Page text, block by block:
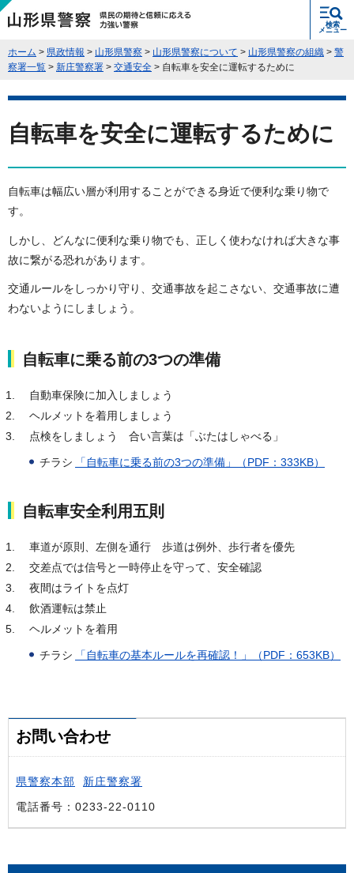
県民の期待と信頼に応える力強い警
察 山形県警察
検索
メニュー
ホーム > 県政情報 > 山形県警察 > 山形県警察について > 山形県警察の組織 > 警
察署一覧 > 新庄警察署 > 交通安全 > 自転車を安全に運転するために
自転車を安全に運転するために
自転車は幅広い層が利用することができる身近で便利な乗り物で
す。
しかし、どんなに便利な乗り物でも、正しく使わなければ大きな事
故に繋がる恐れがあります。
交通ルールをしっかり守り、交通事故を起こさない、交通事故に遭
わないようにしましょう。
自転車に乗る前の3つの準備
自動車保険に加入しましょう
ヘルメットを着用しましょう
点検をしましょう 合い言葉は「ぶたはしゃべる」
チラシ 「自転車に乗る前の3つの準備」（PDF：333KB）
自転車安全利用五則
車道が原則、左側を通行 歩道は例外、歩行者を優先
交差点では信号と一時停止を守って、安全確認
夜間はライトを点灯
飲酒運転は禁止
ヘルメットを着用
チラシ 「自転車の基本ルールを再確認！」（PDF：653KB）
お問い合わせ
県警察本部
新庄警察署
電話番号：0233-22-0110